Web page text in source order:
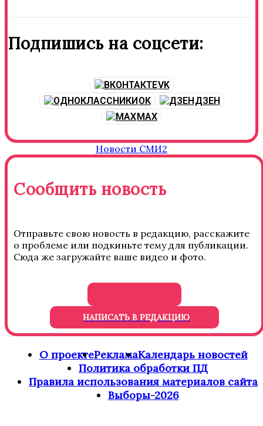
Подпишись на соцсети:
VK
OK
ДЗЕН
MAX
Новости СМИ2
Сообщить новость
Отправьте свою новость в редакцию, расскажите
о проблеме или подкиньте тему для публикации.
Сюда же загружайте ваше видео и фото.
НАПИСАТЬ В РЕДАКЦИЮ
О проектеРекламаКалендарь новостей
Политика обработки ПД
Правила использования материалов сайта
Выборы-2026